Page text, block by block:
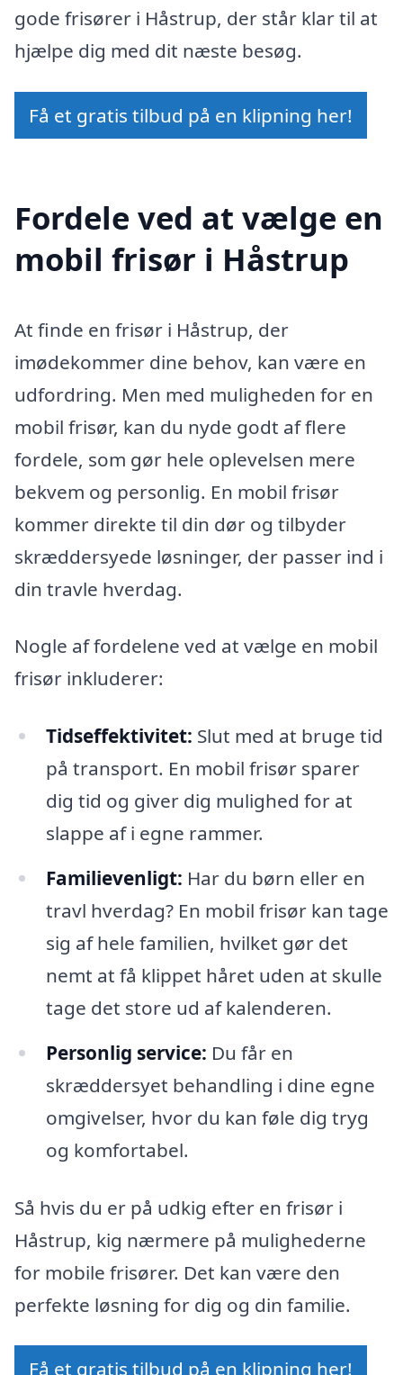
gode frisører i Håstrup, der står klar til at
hjælpe dig med dit næste besøg.
Få et gratis tilbud på en klipning her!
Fordele ved at vælge en
mobil frisør i Håstrup
At finde en frisør i Håstrup, der
imødekommer dine behov, kan være en
udfordring. Men med muligheden for en
mobil frisør, kan du nyde godt af flere
fordele, som gør hele oplevelsen mere
bekvem og personlig. En mobil frisør
kommer direkte til din dør og tilbyder
skræddersyede løsninger, der passer ind i
din travle hverdag.
Nogle af fordelene ved at vælge en mobil
frisør inkluderer:
Tidseffektivitet: Slut med at bruge tid
på transport. En mobil frisør sparer
dig tid og giver dig mulighed for at
slappe af i egne rammer.
Familievenligt: Har du børn eller en
travl hverdag? En mobil frisør kan tage
sig af hele familien, hvilket gør det
nemt at få klippet håret uden at skulle
tage det store ud af kalenderen.
Personlig service: Du får en
skræddersyet behandling i dine egne
omgivelser, hvor du kan føle dig tryg
og komfortabel.
Så hvis du er på udkig efter en frisør i
Håstrup, kig nærmere på mulighederne
for mobile frisører. Det kan være den
perfekte løsning for dig og din familie.
Få et gratis tilbud på en klipning her!